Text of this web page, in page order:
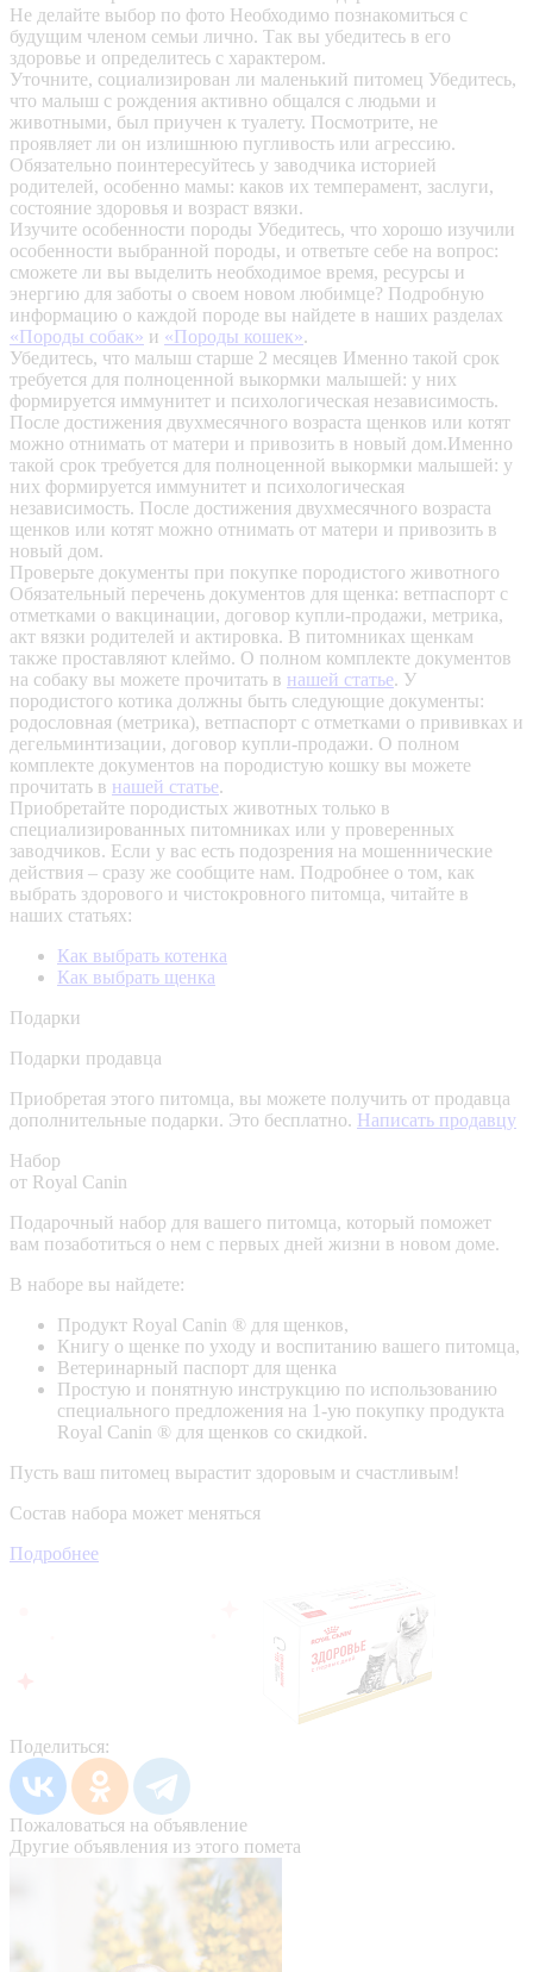
Не делайте выбор по фото Необходимо познакомиться с
будущим членом семьи лично. Так вы убедитесь в его
здоровье и определитесь с характером.
Уточните, социализирован ли маленький питомец Убедитесь,
что малыш с рождения активно общался с людьми и
животными, был приучен к туалету. Посмотрите, не
проявляет ли он излишнюю пугливость или агрессию.
Обязательно поинтересуйтесь у заводчика историей
родителей, особенно мамы: каков их темперамент, заслуги,
состояние здоровья и возраст вязки.
Изучите особенности породы Убедитесь, что хорошо изучили
особенности выбранной породы, и ответьте себе на вопрос:
сможете ли вы выделить необходимое время, ресурсы и
энергию для заботы о своем новом любимце? Подробную
информацию о каждой породе вы найдете в наших разделах
«Породы собак» и «Породы кошек».
Убедитесь, что малыш старше 2 месяцев Именно такой срок
требуется для полноценной выкормки малышей: у них
формируется иммунитет и психологическая независимость.
После достижения двухмесячного возраста щенков или котят
можно отнимать от матери и привозить в новый дом.Именно
такой срок требуется для полноценной выкормки малышей: у
них формируется иммунитет и психологическая
независимость. После достижения двухмесячного возраста
щенков или котят можно отнимать от матери и привозить в
новый дом.
Проверьте документы при покупке породистого животного
Обязательный перечень документов для щенка: ветпаспорт с
отметками о вакцинации, договор купли-продажи, метрика,
акт вязки родителей и актировка. В питомниках щенкам
также проставляют клеймо. О полном комплекте документов
на собаку вы можете прочитать в нашей статье. У
породистого котика должны быть следующие документы:
родословная (метрика), ветпаспорт с отметками о прививках и
дегельминтизации, договор купли-продажи. О полном
комплекте документов на породистую кошку вы можете
прочитать в нашей статье.
Приобретайте породистых животных только в
специализированных питомниках или у проверенных
заводчиков. Если у вас есть подозрения на мошеннические
действия – сразу же сообщите нам. Подробнее о том, как
выбрать здорового и чистокровного питомца, читайте в
наших статьях:
Как выбрать котенка
Как выбрать щенка
Подарки
Подарки продавца
Приобретая этого питомца, вы можете получить от продавца
дополнительные подарки. Это бесплатно. Написать продавцу
Набор
от Royal Canin
Подарочный набор для вашего питомца, который поможет
вам позаботиться о нем с первых дней жизни в новом доме.
В наборе вы найдете:
Продукт Royal Canin ® для щенков,
Книгу о щенке по уходу и воспитанию вашего питомца,
Ветеринарный паспорт для щенка
Простую и понятную инструкцию по использованию
специального предложения на 1-ую покупку продукта
Royal Canin ® для щенков со скидкой.
Пусть ваш питомец вырастит здоровым и счастливым!
Состав набора может меняться
Подробнее
Поделиться:
Пожаловаться на объявление
Другие объявления из этого помета